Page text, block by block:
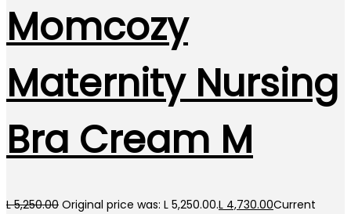
Momcozy
Maternity Nursing
Bra Cream M
L5,250.00 Original price was: L 5,250.00.L 4,730.00Current